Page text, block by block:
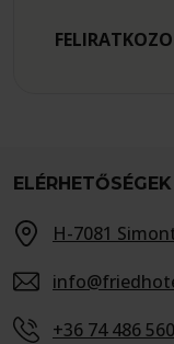
ELÉRHETŐSÉGEK
H-7081
+36 74 486 560